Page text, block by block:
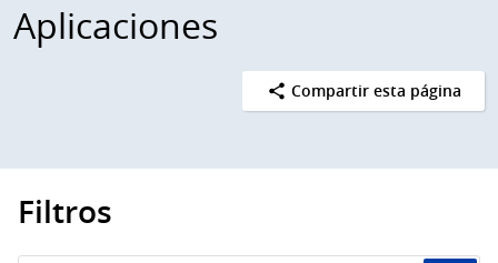
Aplicaciones
Compartir esta página
Filtros